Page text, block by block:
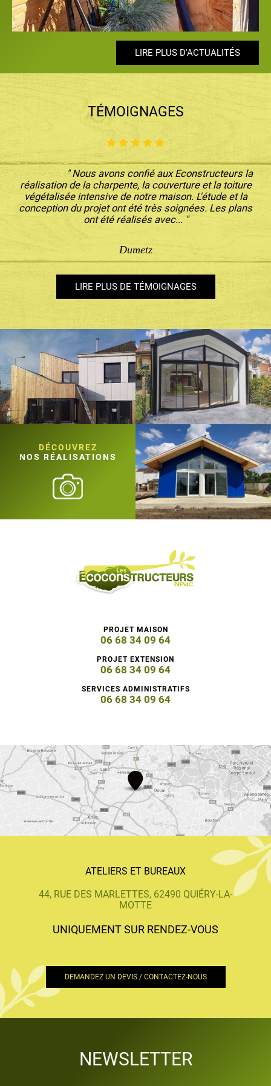
LIRE PLUS D'ACTUALITÉS
LIRE PLUS D'ACTUALITÉS
LIRE PLUS D'ACTUALITÉS
LIRE PLUS D'ACTUALITÉS
LIRE PLUS D'ACTUALITÉS
TÉMOIGNAGES
" Nous avons confié aux Econstructeurs la
réalisation de la charpente, la couverture et la toiture
végétalisée intensive de notre maison. L'étude et la
conception du projet ont été très soignées. Les plans
ont été réalisés avec... "
Dumetz
LIRE PLUS DE TÉMOIGNAGES
DÉCOUVREZ
NOS RÉALISATIONS
PROJET MAISON
06 68 34 09 64
PROJET EXTENSION
06 68 34 09 64
SERVICES ADMINISTRATIFS
06 68 34 09 64
ATELIERS ET BUREAUX
44, RUE DES MARLETTES, 62490 QUIÉRY-LA-
MOTTE
UNIQUEMENT SUR RENDEZ-VOUS
DEMANDEZ UN DEVIS / CONTACTEZ-NOUS
NEWSLETTER